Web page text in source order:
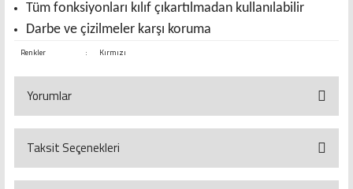
Tüm fonksiyonları kılıf çıkartılmadan kullanılabilir
Darbe ve çizilmeler karşı koruma
Renkler : Kırmızı
Yorumlar
Bu ürüne ilk yorumu siz yapın!
Taksit Seçenekleri